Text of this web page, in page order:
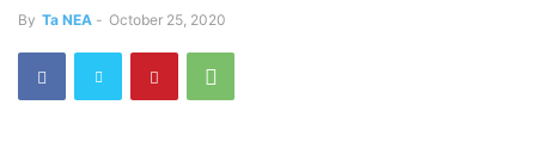
By Ta NEA - October 25, 2020